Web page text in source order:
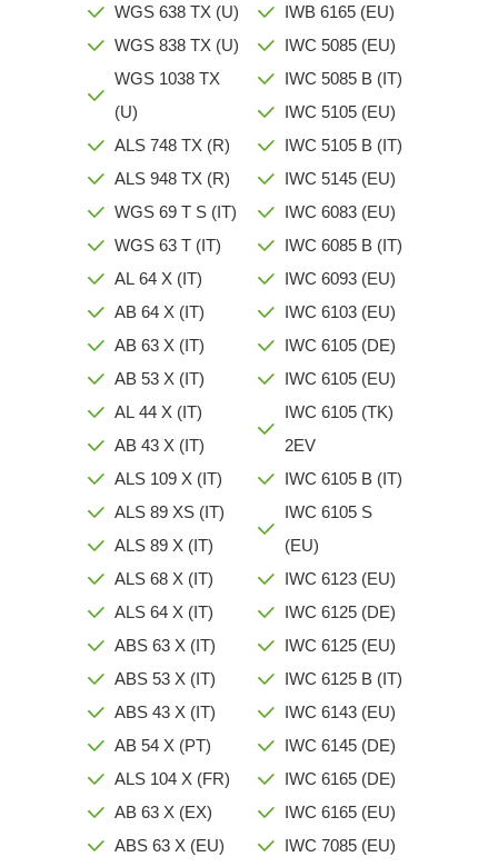
WGS 638 TX (U)
WGS 838 TX (U)
WGS 1038 TX
(U)
ALS 748 TX (R)
ALS 948 TX (R)
WGS 69 T S (IT)
WGS 63 T (IT)
AL 64 X (IT)
AB 64 X (IT)
AB 63 X (IT)
AB 53 X (IT)
AL 44 X (IT)
AB 43 X (IT)
ALS 109 X (IT)
ALS 89 XS (IT)
ALS 89 X (IT)
ALS 68 X (IT)
ALS 64 X (IT)
ABS 63 X (IT)
ABS 53 X (IT)
ABS 43 X (IT)
AB 54 X (PT)
ALS 104 X (FR)
AB 63 X (EX)
ABS 63 X (EU)
IWB 6165 (EU)
IWC 5085 (EU)
IWC 5085 B (IT)
IWC 5105 (EU)
IWC 5105 B (IT)
IWC 5145 (EU)
IWC 6083 (EU)
IWC 6085 B (IT)
IWC 6093 (EU)
IWC 6103 (EU)
IWC 6105 (DE)
IWC 6105 (EU)
IWC 6105 (TK)
2EV
IWC 6105 B (IT)
IWC 6105 S
(EU)
IWC 6123 (EU)
IWC 6125 (DE)
IWC 6125 (EU)
IWC 6125 B (IT)
IWC 6143 (EU)
IWC 6145 (DE)
IWC 6165 (DE)
IWC 6165 (EU)
IWC 7085 (EU)